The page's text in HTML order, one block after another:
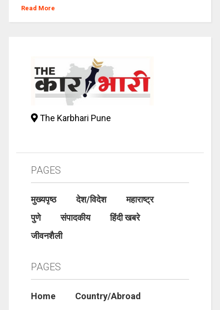
Read More
The Karbhari Pune
PAGES
मुख्यपृष्ठ देश/विदेश
महाराष्ट्र
पुणे
संपादकीय
हिंदी खबरे
जीवनशैली
PAGES
Home
Country/Abroad